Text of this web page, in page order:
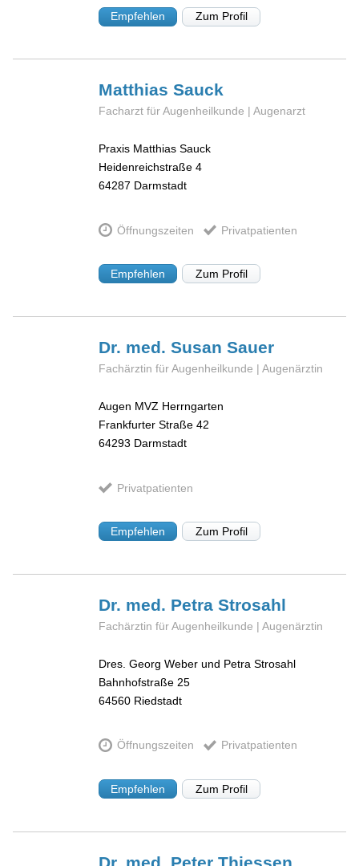
Empfehlen Zum Profil
MatthiasSauck
Facharzt für Augenheilkunde | Augenarzt
Praxis Matthias Sauck
Heidenreichstraße 4
64287 Darmstadt
Öffnungszeiten Privatpatienten
Empfehlen Zum Profil
Dr. med. SusanSauer
Fachärztin für Augenheilkunde | Augenärztin
Augen MVZ Herrngarten
Frankfurter Straße 42
64293 Darmstadt
Privatpatienten
Empfehlen Zum Profil
Dr. med. PetraStrosahl
Fachärztin für Augenheilkunde | Augenärztin
Dres. Georg Weber und Petra Strosahl
Bahnhofstraße 25
64560 Riedstadt
Öffnungszeiten Privatpatienten
Empfehlen Zum Profil
Dr. med. PeterThiessen